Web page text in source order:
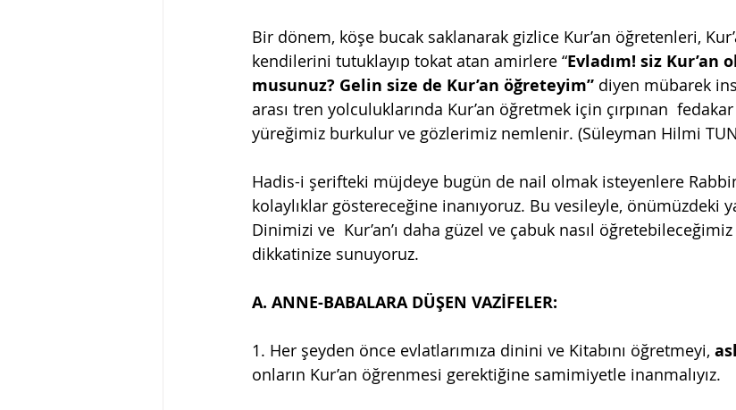
Bir dönem, köşe bucak saklanarak gizlice Kur’an öğretenleri,
kendilerini tutuklayıp tokat atan amirlere “Evladım! siz Kur’an
musunuz? Gelin size de Kur’an öğreteyim” diyen mübarek
arası tren yolculuklarında Kur’an öğretmek için çırpınan
yüreğimiz burkulur ve gözlerimiz nemlenir. (Süleyman Hilmi
Hadis-i şerifteki müjdeye bugün de nail olmak isteyenlere
kolaylıklar göstereceğine inanıyoruz. Bu vesileyle, önümüzdeki
Dinimizi ve  Kur’an’ı daha güzel ve çabuk nasıl
dikkatinize sunuyoruz.
A. ANNE-BABALARA DÜŞEN VAZİFELER:
1. Her şeyden önce evlatlarımıza dinini ve Kitabını öğretmeyi,
onların Kur’an öğrenmesi gerektiğine samimiyetle inanmalıyız.